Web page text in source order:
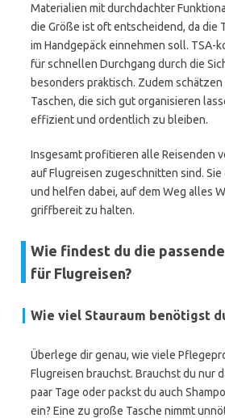
Materialien mit durchdachter
die Größe ist oft entscheidend, da die
im Handgepäck einnehmen soll. TSA-
für schnellen Durchgang durch die
besonders praktisch. Zudem
Taschen, die sich gut organisieren
effizient und ordentlich zu bleiben.
Insgesamt profitieren alle Reisenden
auf Flugreisen zugeschnitten sind.
und helfen dabei, auf dem Weg alles
griffbereit zu halten.
Wie findest du die
für Flugreisen?
Wie viel Stauraum benötigst
Überlege dir genau, wie viele
Flugreisen brauchst. Brauchst du nur
paar Tage oder packst du auch
ein? Eine zu große Tasche nimmt